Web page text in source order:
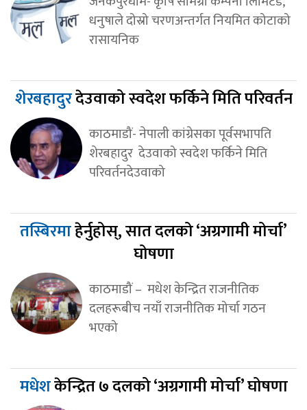
धनुषाले दोस्रो चरणअन्तर्गत नियमित कोटाको
रासायनिक
शेरबहादुरदेउवाको स्वदेश फर्किने मिति परिवर्तन
काठमाडौं- नेपाली कांग्रेसका पूर्वसभापति
शेरबहादुर देउवाको स्वदेश फर्किने मिति
परिवर्तनदेउवाको
तस्बिरमाहेर्नुहोस्, सात दलको ‘अग्रगामी मोर्चा’
घोषणा
काठमाडौं – मधेश केन्द्रित राजनीतिक
दलहरूबीच नयाँ राजनीतिक मोर्चा गठन
भएको
मधेशकेन्द्रित ७ दलको ‘अग्रगामी मोर्चा’ घोषणा